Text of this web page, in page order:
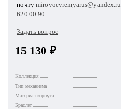
почту mirovoevremyarus@yandex.ru
620 00 90
Задать вопрос
15 130 ₽
Коллекция
Тип механизма
Материал корпуса
Браслет